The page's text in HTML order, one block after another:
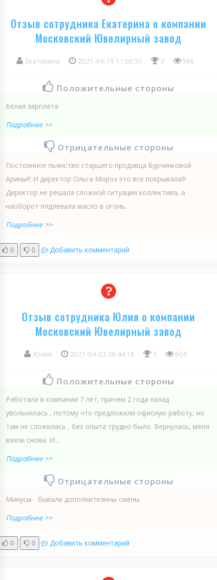
Отзыв сотрудника Екатерина о компании
Московский Ювелирный завод
Екатерина 2021-04-19 11:06:55 3 566
Положительные стороны
Белая зарплата
Подробнее >>
Отрицательные стороны
Постоянное пьянство старшего продавца Бурчинковой
Арины!!! И директор Ольга Мороз это все покрывала!!!
Директор не решала сложной ситуации коллектива, а
наоборот плдлевала масло в огонь.
Подробнее >>
0 0 Добавить комментарий
Отзыв сотрудника Юлия о компании
Московский Ювелирный завод
Юлия 2021-04-03 06:44:18 3 604
Положительные стороны
Работала в компании 7 лет, причем 2 года назад
увольнялась , потому что предложили офисную работу, но
там не сложилась , без опыта трудно было. Вернулась, меня
взяли снова. И...
Подробнее >>
Отрицательные стороны
Минусы - бывали дополнителины смены
Подробнее >>
0 0 Добавить комментарий